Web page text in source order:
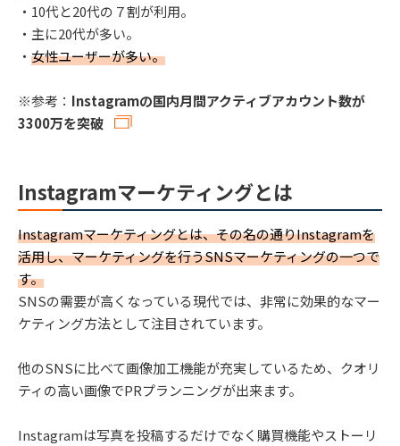
・10代と20代の７割が利用。
・主に20代が多い。
・ 女性ユーザーが多い。
※参考： Instagramの国内月間アクティブアカウント数が
3300万を突破
Instagramマーケティングとは
Instagramマーケティングとは、その名の通りInstagramを
活用し、マーケティングを行うSNSマーケティングの一つで
す。
SNSの需要が高くなっている現代では、非常に効果的なマー
ケティング方法として注目されています。
他のSNSに比べて画像加工機能が充実しているため、クオリ
ティの高い画像でPRプランニングが出来ます。
Instagramは写真を投稿するだけでなく購買機能やストーリ